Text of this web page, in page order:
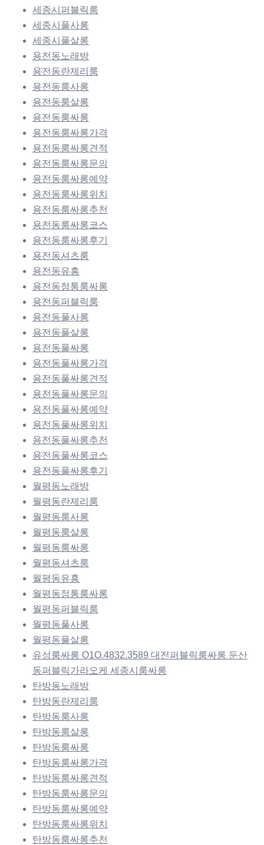
세종시퍼블릭룸
세종시풀사롱
세종시풀살롱
용전동노래방
용전동란제리룸
용전동룸사롱
용전동룸살롱
용전동룸싸롱
용전동룸싸롱가격
용전동룸싸롱견적
용전동룸싸롱문의
용전동룸싸롱예약
용전동룸싸롱위치
용전동룸싸롱추천
용전동룸싸롱코스
용전동룸싸롱후기
용전동셔츠룸
용전동유흥
용전동정통룸싸롱
용전동퍼블릭룸
용전동풀사롱
용전동풀살롱
용전동풀싸롱
용전동풀싸롱가격
용전동풀싸롱견적
용전동풀싸롱문의
용전동풀싸롱예약
용전동풀싸롱위치
용전동풀싸롱추천
용전동풀싸롱코스
용전동풀싸롱후기
월평동노래방
월평동란제리룸
월평동룸사롱
월평동룸살롱
월평동룸싸롱
월평동셔츠룸
월평동유흥
월평동정통룸싸롱
월평동퍼블릭룸
월평동풀사롱
월평동풀살롱
유성룸싸롱 O1O.4832.3589 대전퍼블릭룸싸롱 둔산
동퍼블릭가라오케 세종시룸싸롱
탄방동노래방
탄방동란제리룸
탄방동룸사롱
탄방동룸살롱
탄방동룸싸롱
탄방동룸싸롱가격
탄방동룸싸롱견적
탄방동룸싸롱문의
탄방동룸싸롱예약
탄방동룸싸롱위치
탄방동룸싸롱추천